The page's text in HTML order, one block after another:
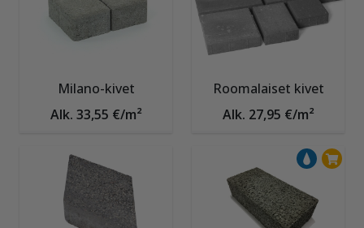
Milano-kivet
Alk. 33,55 €/m²
Roomalaiset kivet
Alk. 27,95 €/m²